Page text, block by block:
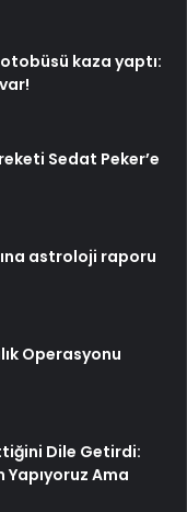
kaza yaptı:
Sedat Peker’e
astroloji raporu
Operasyonu
Dile Getirdi:
Yapıyoruz Ama